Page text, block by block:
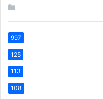
997
125
113
108